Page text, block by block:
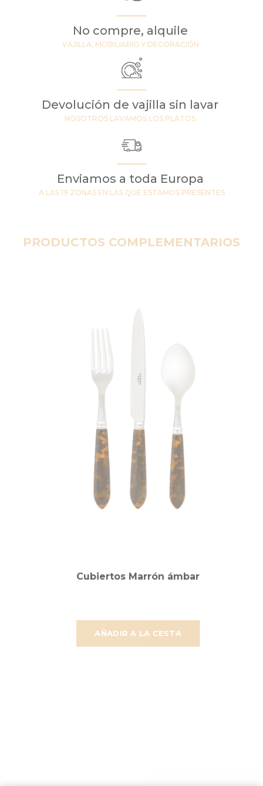
No compre, alquile
VAJILLA, MOBILIARIO Y DECORACIÓN
Devolución de vajilla sin lavar
NOSOTROS LAVAMOS LOS PLATOS
Enviamos a toda Europa
A LAS 19 ZONAS EN LAS QUE ESTAMOS PRESENTES
PRODUCTOS COMPLEMENTARIOS
AÑADIR A LA CESTA
Cubiertos Marrón ámbar